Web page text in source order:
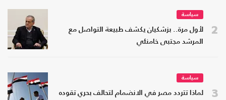
2
سياسة
لأول مرة.. بزشكيان يكشف طبيعة التواصل مع
المرشد مجتبى خامنئي
3
سياسة
لماذا تتردد مصر في الانضمام لتحالف بحري تقوده